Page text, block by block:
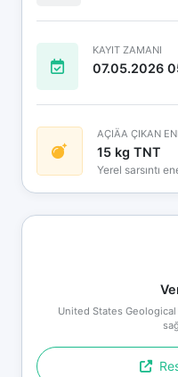
KAYIT ZAMANI
07.05.2026
AÇIÄA ÇIKAN
15 kg TNT
Yerel sarsıntı
United States Geological